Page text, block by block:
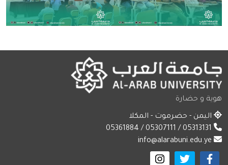
هوية و حضارة
اليمن - حضرموت - المكلا
info@alarabuni.edu.ye